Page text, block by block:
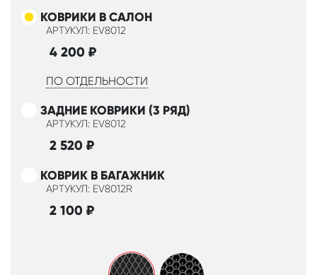
КОВРИКИ В САЛОН
АРТУКУЛ: EV8012
4 200 ₽
ПО ОТДЕЛЬНОСТИ
ЗАДНИЕ КОВРИКИ (3 РЯД)
АРТУКУЛ: EV8012
2 520 ₽
КОВРИК В БАГАЖНИК
АРТУКУЛ: EV8012R
2 100 ₽